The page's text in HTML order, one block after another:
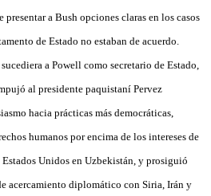
presentar a Bush opciones claras en los casos
de Estado no estaban de acuerdo.
a Powell como secretario de Estado,
al presidente paquistaní Pervez
hacia prácticas más democráticas,
humanos por encima de los intereses de
Unidos en Uzbekistán, y prosiguió
acercamiento diplomático con Siria, Irán y